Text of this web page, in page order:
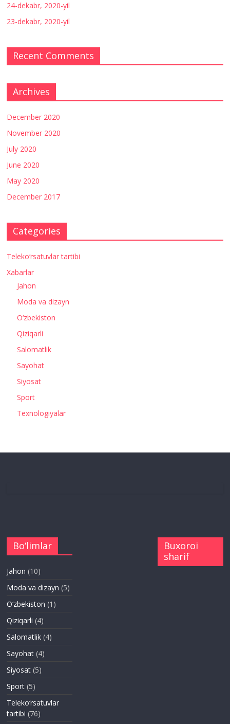
24-dekabr, 2020-yil
23-dekabr, 2020-yil
Recent Comments
Archives
December 2020
November 2020
July 2020
June 2020
May 2020
December 2017
Categories
Teleko‘rsatuvlar tartibi
Xabarlar
Jahon
Moda va dizayn
O‘zbekiston
Qiziqarli
Salomatlik
Sayohat
Siyosat
Sport
Texnologiyalar
Bo‘limlar
Jahon (10)
Moda va dizayn (5)
O‘zbekiston (1)
Qiziqarli (4)
Salomatlik (4)
Sayohat (4)
Siyosat (5)
Sport (5)
Teleko‘rsatuvlar
tartibi (76)
Buxoroi
sharif